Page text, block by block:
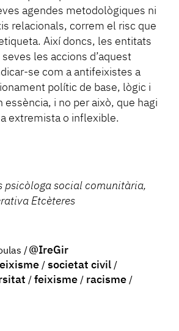
agendes metodològiques ni
relacionals, correm el risc que
Així doncs, les entitats
les accions d’aquest
se com a antifeixistes a
polític de base, lògic i
essència, i no per això, que hagi
extremista o inflexible.
psicòloga social comunitària,
Etcèteres
@IreGir
societat civil
feixisme
racisme